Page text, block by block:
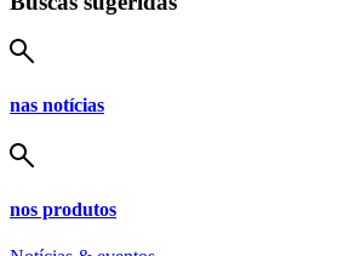
nas notícias
nos produtos